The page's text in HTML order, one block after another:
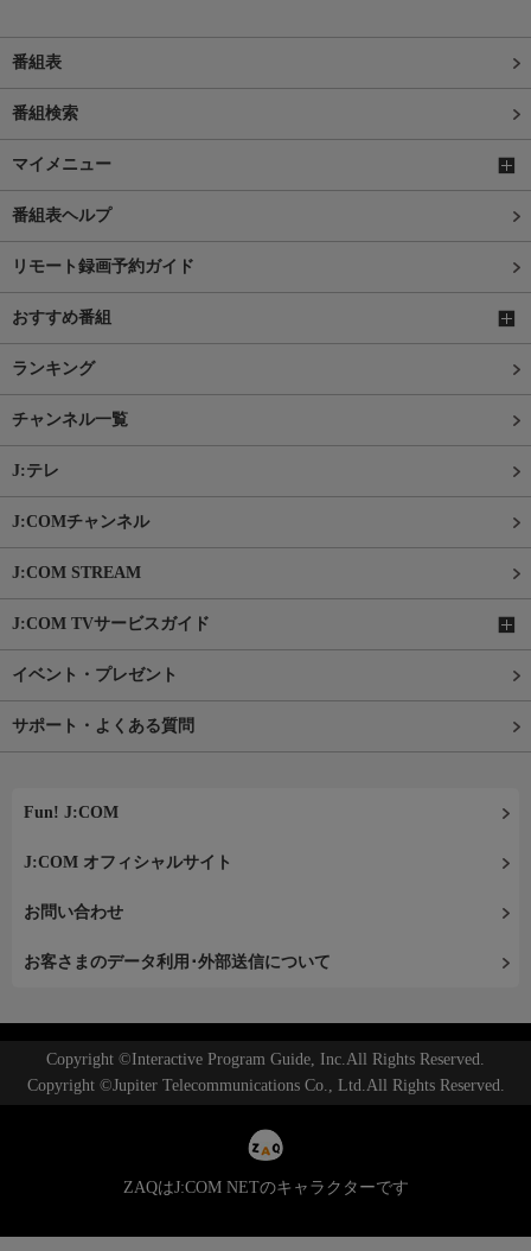
番組表
番組検索
マイメニュー
番組表ヘルプ
リモート録画予約ガイド
おすすめ番組
ランキング
チャンネル一覧
J:テレ
J:COMチャンネル
J:COM STREAM
J:COM TVサービスガイド
イベント・プレゼント
サポート・よくある質問
Fun! J:COM
J:COM オフィシャルサイト
お問い合わせ
お客さまのデータ利用･外部送信について
Copyright ©Interactive Program Guide, Inc.All Rights Reserved.
Copyright ©Jupiter Telecommunications Co., Ltd.All Rights Reserved.
ZAQはJ:COM NETのキャラクターです